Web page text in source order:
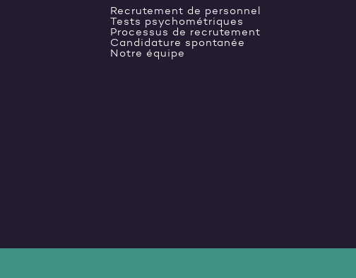
Recrutement de personnel
Tests psychométriques
Processus de recrutement
Candidature spontanée
Notre équipe